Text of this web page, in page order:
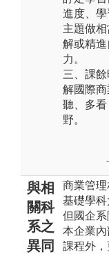
進度、
主題做
解或精
力。
三、課
解國際
聽、多看
野。
與相
關科
系之
異同
商業管理
基礎學科
但國企
本企業
課程外